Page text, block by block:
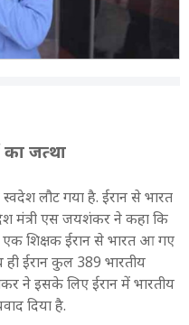
जारी रहेंगी
का जत्था
लौट गया है. ईरान से भारत
मंत्री एस जयशंकर ने कहा कि
शिक्षक ईरान से भारत आ गए
ईरान कुल 389 भारतीय
ने इसके लिए ईरान में भारतीय
दिया है.